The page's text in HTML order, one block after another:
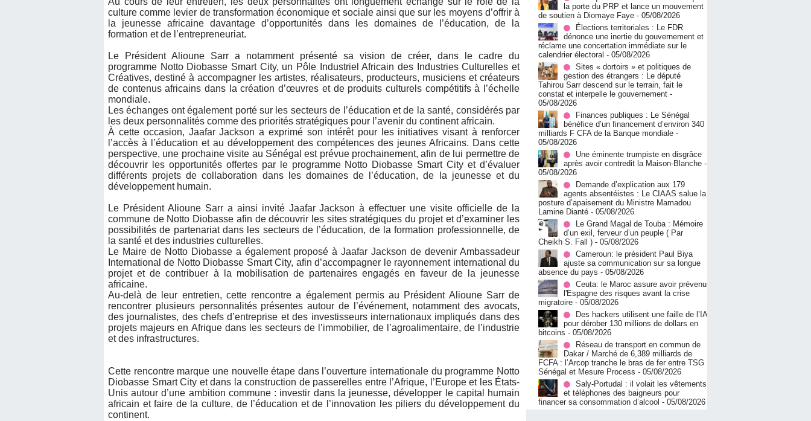
culture comme levier de transformation économique et sociale ainsi que sur les moyens d’offrir à
la jeunesse africaine davantage d’opportunités dans les domaines de l’éducation, de la
formation et de l’entrepreneuriat.
Le Président Alioune Sarr a notamment présenté sa vision de créer, dans le cadre du
programme Notto Diobasse Smart City, un Pôle Industriel Africain des Industries Culturelles et
Créatives, destiné à accompagner les artistes, réalisateurs, producteurs, musiciens et créateurs
de contenus africains dans la création d’œuvres et de produits culturels compétitifs à l’échelle
mondiale.
Les échanges ont également porté sur les secteurs de l’éducation et de la santé, considérés par
les deux personnalités comme des priorités stratégiques pour l’avenir du continent africain.
À cette occasion, Jaafar Jackson a exprimé son intérêt pour les initiatives visant à renforcer
l’accès à l’éducation et au développement des compétences des jeunes Africains. Dans cette
perspective, une prochaine visite au Sénégal est prévue prochainement, afin de lui permettre de
découvrir les opportunités offertes par le programme Notto Diobasse Smart City et d’évaluer
différents projets de collaboration dans les domaines de l’éducation, de la jeunesse et du
développement humain.
Le Président Alioune Sarr a ainsi invité Jaafar Jackson à effectuer une visite officielle de la
commune de Notto Diobasse afin de découvrir les sites stratégiques du projet et d’examiner les
possibilités de partenariat dans les secteurs de l’éducation, de la formation professionnelle, de
la santé et des industries culturelles.
Le Maire de Notto Diobasse a également proposé à Jaafar Jackson de devenir Ambassadeur
International de Notto Diobasse Smart City, afin d’accompagner le rayonnement international du
projet et de contribuer à la mobilisation de partenaires engagés en faveur de la jeunesse
africaine.
Au-delà de leur entretien, cette rencontre a également permis au Président Alioune Sarr de
rencontrer plusieurs personnalités présentes autour de l’événement, notamment des avocats,
des journalistes, des chefs d’entreprise et des investisseurs internationaux impliqués dans des
projets majeurs en Afrique dans les secteurs de l’immobilier, de l’agroalimentaire, de l’industrie
et des infrastructures.
Cette rencontre marque une nouvelle étape dans l’ouverture internationale du programme Notto
Diobasse Smart City et dans la construction de passerelles entre l’Afrique, l’Europe et les États-
Unis autour d’une ambition commune : investir dans la jeunesse, développer le capital humain
africain et faire de la culture, de l’éducation et de l’innovation les piliers du développement du
continent.
la porte du PRP et lance un mouvement
de soutien à Diomaye Faye - 05/08/2026
Élections territoriales : Le FDR
dénonce une inertie du gouvernement et
réclame une concertation immédiate sur le
calendrier électoral - 05/08/2026
Sites « dortoirs » et politiques de
gestion des étrangers : Le député
Tahirou Sarr descend sur le terrain, fait le
constat et interpelle le gouvernement -
05/08/2026
Finances publiques : Le Sénégal
bénéfice d’un financement d’environ 340
milliards F CFA de la Banque mondiale -
05/08/2026
Une éminente trumpiste en disgrâce
après avoir contredit la Maison-Blanche -
05/08/2026
Demande d’explication aux 179
agents absentéistes : Le CIAAS salue la
posture d’apaisement du Ministre Mamadou
Lamine Dianté - 05/08/2026
Le Grand Magal de Touba : Mémoire
d’un exil, ferveur d’un peuple ( Par
Cheikh S. Fall ) - 05/08/2026
Cameroun: le président Paul Biya
ajuste sa communication sur sa longue
absence du pays - 05/08/2026
Ceuta: le Maroc assure avoir prévenu
l'Espagne des risques avant la crise
migratoire - 05/08/2026
Des hackers utilisent une faille de l’IA
pour dérober 130 millions de dollars en
bitcoins - 05/08/2026
Réseau de transport en commun de
Dakar / Marché de 6,389 milliards de
FCFA : l’Arcop tranche le bras de fer entre TSG
Sénégal et Mesure Process - 05/08/2026
Saly-Portudal : il volait les vêtements
et téléphones des baigneurs pour
financer sa consommation d’alcool - 05/08/2026